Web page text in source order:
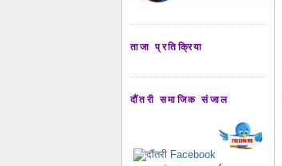
ताजा प्रतिक्रिया
दौंतरी समाजिक संजाल